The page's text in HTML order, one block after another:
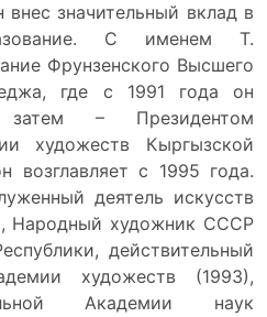
значительный вклад в
С именем Т.
Фрунзенского Высшего
где с 1991 года он
затем – Президентом
художеств Кыргызской
возглавляет с 1995 года.
деятель искусств
Народный художник СССР
действительный
художеств (1993),
Академии наук